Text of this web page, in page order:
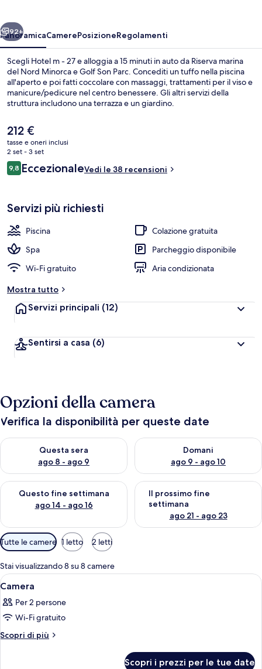
Avanti
92+
PanoramicaCamerePosizioneRegolamenti
Scegli Hotel m - 27 e alloggia a 15 minuti in auto da Riserva marina
del Nord Minorca e Golf Son Parc. Concediti un tuffo nella piscina
all'aperto e poi fatti coccolare con massaggi, trattamenti per il viso e
manicure/pedicure nel centro benessere. Gli altri servizi della
struttura includono una terrazza e un giardino.
Il
prezzo
attuale
è
212 €
212 €
tasse e oneri inclusi
2 set - 3 set
Recensioni
9,89,8 su 10
EccezionaleVedi le 38 recensioni
Servizi più richiesti
Piscina
Colazione gratuita
Spa
Parcheggio disponibile
Wi-Fi gratuito
Aria condizionata
Mostra tutto
Servizi principali (12)
Sentirsi a casa (6)
Opzioni della camera
Verifica la disponibilità per queste date
Questa sera
ago 8 - ago 9
Verifica la disponibilità per questa sera, ago 8 - ago 9
Domani
ago 9 - ago 10
Verifica la disponibilità per
Questo fine settimana
ago 14 - ago 16
Verifica la disponibilità per questo fine settimana, ago 14 -
Il prossimo fine
settimana
ago 21 - ago 23
Verifica la disponibilità per il
Filtri
disponibili
per
le
camere
Tutte le camere 1 letto 2 letti
Stai visualizzando 8 su 8 camere
Apri
tutte
le
foto
per
Una camera da letto con un letto,
10
Camera
Per 2 persone
Wi-Fi gratuito
Scopri di più
Altri
Scopri i prezzi per le tue date